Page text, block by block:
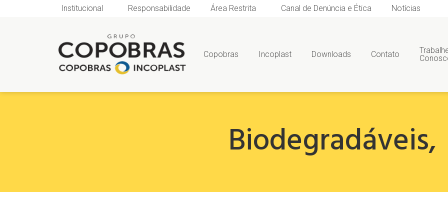
Institucional Responsabilidade Área Restrita Canal de Denúncia e Ética Notícias
Copobras Incoplast Downloads Contato
Biodegradáveis,